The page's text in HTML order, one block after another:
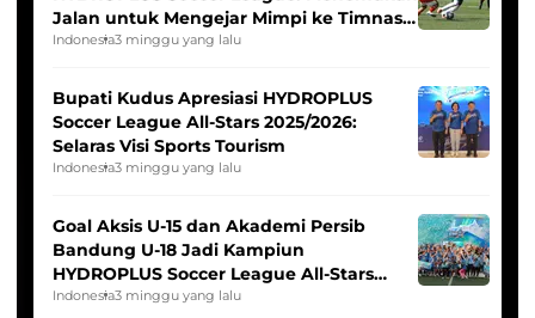
Jalan untuk Mengejar Mimpi ke Timnas
Indonesia Putri
Indonesia3 minggu yang lalu
Bupati Kudus Apresiasi HYDROPLUS
Soccer League All-Stars 2025/2026:
Selaras Visi Sports Tourism
Indonesia3 minggu yang lalu
Goal Aksis U-15 dan Akademi Persib
Bandung U-18 Jadi Kampiun
HYDROPLUS Soccer League All-Stars
2025/2026
Indonesia3 minggu yang lalu